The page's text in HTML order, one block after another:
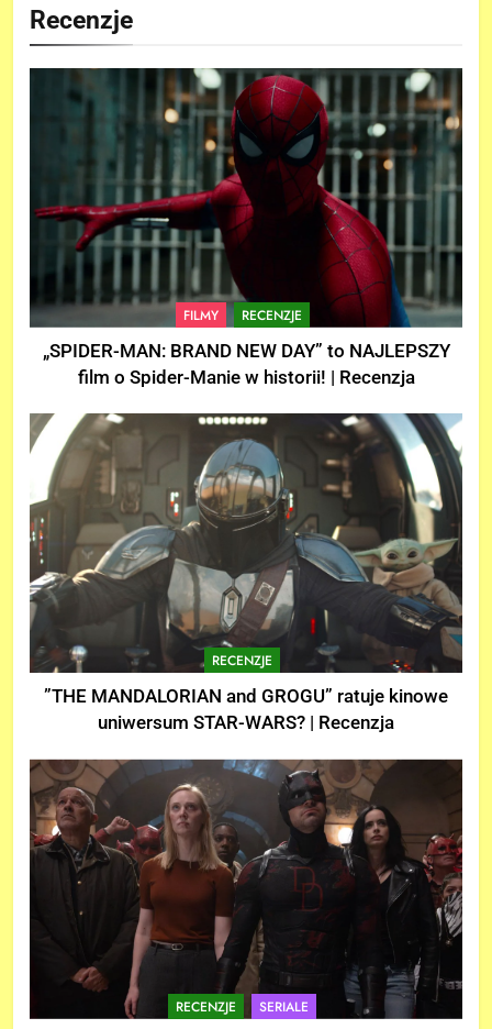
Recenzje
FILMY RECENZJE
„SPIDER-MAN: BRAND NEW DAY” to NAJLEPSZY
film o Spider-Manie w historii! | Recenzja
RECENZJE
”THE MANDALORIAN and GROGU” ratuje kinowe
uniwersum STAR-WARS? | Recenzja
RECENZJE SERIALE